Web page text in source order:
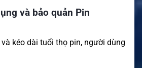
và bảo quản Pin
kéo dài tuổi thọ pin, người dùng